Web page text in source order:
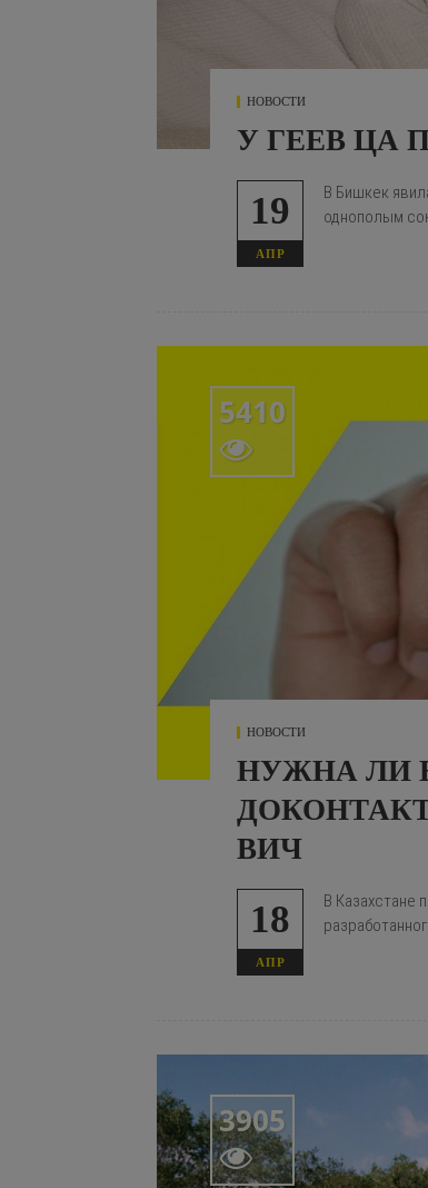
НОВОСТИ
У ГЕЕВ ЦА
19
АПР
В Бишкек
однополым
5410

НОВОСТИ
НУЖНА ЛИ
ВИЧ
18
АПР
В Казахстане
3905
